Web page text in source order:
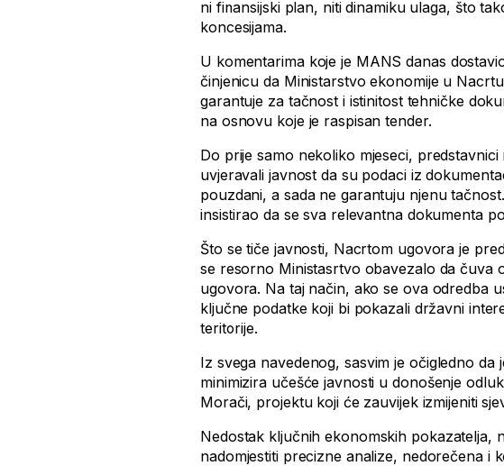
ni finansijski plan, niti dinamiku ulaga, što
koncesijama.
U komentarima koje je MANS danas
činjenicu da Ministarstvo ekonomije u
garantuje za tačnost i istinitost tehničke
na osnovu koje je raspisan tender.
Do prije samo nekoliko mjeseci,
uvjeravali javnost da su podaci iz
pouzdani, a sada ne garantuju njenu
insistirao da se sva relevantna dokumenta
Što se tiče javnosti, Nacrtom ugovora je
se resorno Ministasrtvo obavezalo da čuva
ugovora. Na taj način, ako se ova odredba
ključne podatke koji bi pokazali državni
teritorije.
Iz svega navedenog, sasvim je očigledno
minimizira učešće javnosti u donošenje
Morači, projektu koji će zauvijek izmijeniti
Nedostak ključnih ekonomskih pokazatelja,
nadomjestiti precizne analize, nedorečena i